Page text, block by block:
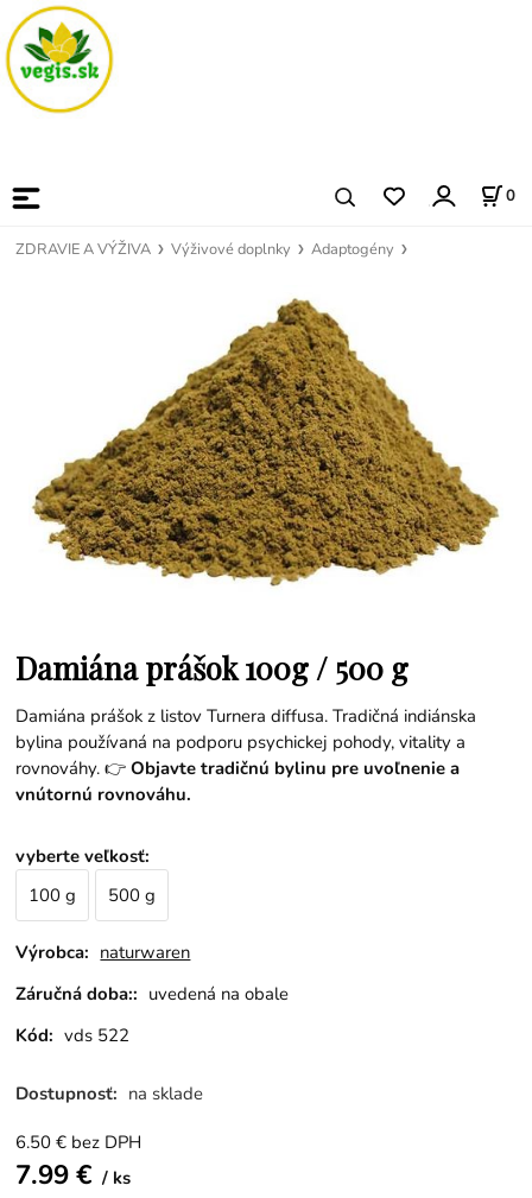
0
ZDRAVIE A VÝŽIVA Výživové doplnky Adaptogény
Damiána prášok 100g / 500 g
Damiána prášok z listov Turnera diffusa. Tradičná indiánska
bylina používaná na podporu psychickej pohody, vitality a
rovnováhy. 👉Objavte tradičnú bylinu pre uvoľnenie a
vnútornú rovnováhu.
vyberte veľkosť:
100 g
500 g
Výrobca: naturwaren
Záručná doba:: uvedená na obale
Kód: vds 522
Dostupnosť: na sklade
6.50 € bez DPH
7.99€ ks